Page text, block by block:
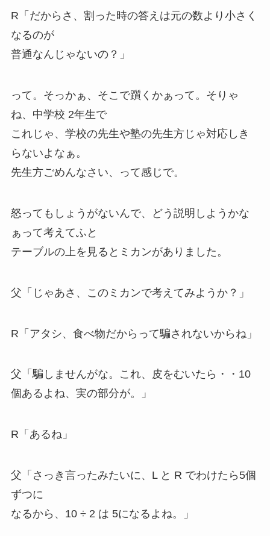
R「だからさ、割った時の答えは元の数より小さく
なるのが
普通なんじゃないの？」
って。そっかぁ、そこで躓くかぁって。そりゃ
ね、中学校 2年生で
これじゃ、学校の先生や塾の先生方じゃ対応しき
らないよなぁ。
先生方ごめんなさい、って感じで。
怒ってもしょうがないんで、どう説明しようかな
ぁって考えてふと
テーブルの上を見ると ミカンがありました。
父「じゃあさ、このミカンで考えてみようか？」
R「アタシ、食べ物だからって騙されないからね」
父「騙しませんがな。これ、皮をむいたら・・10
個あるよね、実の部分が。」
R「あるね」
父「さっき言ったみたいに、L と R でわけたら5個
ずつに
なるから、10 ÷ 2 は 5になるよね。」